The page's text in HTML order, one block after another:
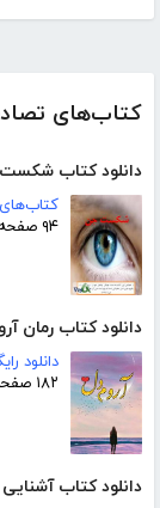
کتاب‌های
دانلود کتاب
۹۴ صفحه
دانلود کتاب رمان
دانلود
۱۸۲ صفحه
دانلود کتاب آشنایی